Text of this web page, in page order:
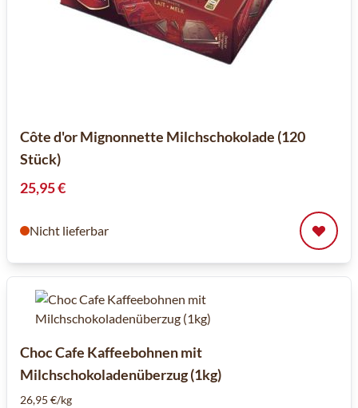
Côte d'or Mignonnette Milchschokolade (120
Stück)
25,95 €
Nicht lieferbar
Choc Cafe Kaffeebohnen mit
Milchschokoladenüberzug (1kg)
26,95 €/kg